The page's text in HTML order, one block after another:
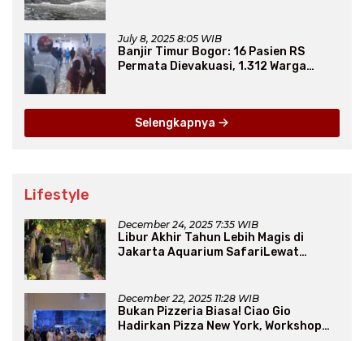
July 8, 2025 8:05 WIB
Banjir Timur Bogor: 16 Pasien RS
Permata Dievakuasi, 1.312 Warga
Selengkapnya
Lifestyle
December 24, 2025 7:35 WIB
Libur Akhir Tahun Lebih Magis di
Jakarta Aquarium SafariLewat
December 22, 2025 11:28 WIB
Bukan Pizzeria Biasa! Ciao Gio
Hadirkan Pizza New York, Workshop